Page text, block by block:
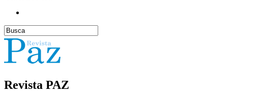
Revista PAZ